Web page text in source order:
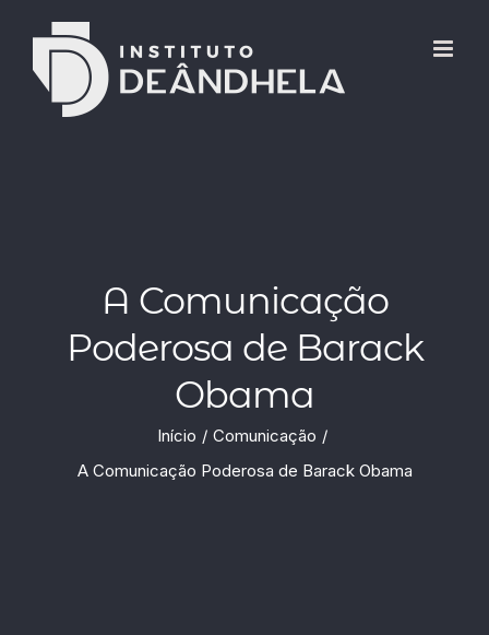
A Comunicação
Poderosa de Barack
Obama
Início
Comunicação
A Comunicação Poderosa de Barack Obama